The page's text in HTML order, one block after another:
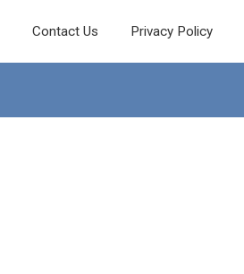
Contact Us Privacy Policy